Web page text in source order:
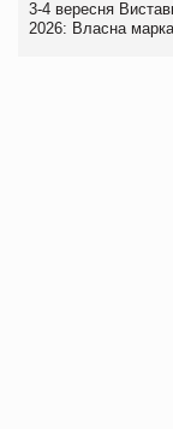
3-4 вересня
2026: Власна